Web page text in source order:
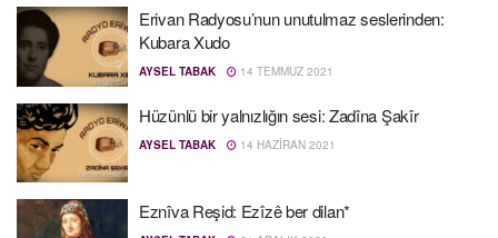
Erivan Radyosu’nun unutulmaz seslerinden:
Kubara Xudo
AYSEL TABAK 14 TEMMUZ 2021
Hüzünlü bir yalnızlığın sesi: Zadîna Şakîr
AYSEL TABAK 14 HAZIRAN 2021
Eznîva Reşid: Ezîzê ber dilan*